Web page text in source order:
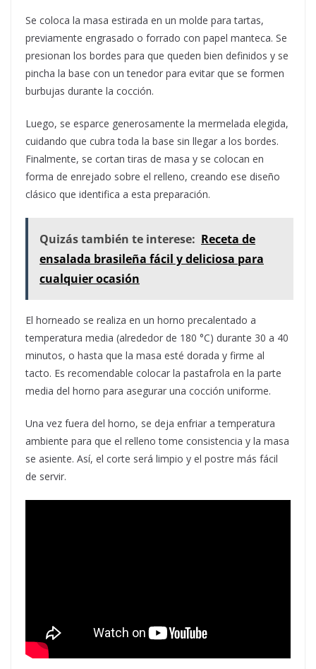
Se coloca la masa estirada en un molde para tartas,
previamente engrasado o forrado con papel manteca. Se
presionan los bordes para que queden bien definidos y se
pincha la base con un tenedor para evitar que se formen
burbujas durante la cocción.
Luego, se esparce generosamente la mermelada elegida,
cuidando que cubra toda la base sin llegar a los bordes.
Finalmente, se cortan tiras de masa y se colocan en
forma de enrejado sobre el relleno, creando ese diseño
clásico que identifica a esta preparación.
Quizás también te interese: Receta de
ensalada brasileña fácil y deliciosa para
cualquier ocasión
El horneado se realiza en un horno precalentado a
temperatura media (alrededor de 180 °C) durante 30 a 40
minutos, o hasta que la masa esté dorada y firme al
tacto. Es recomendable colocar la pastafrola en la parte
media del horno para asegurar una cocción uniforme.
Una vez fuera del horno, se deja enfriar a temperatura
ambiente para que el relleno tome consistencia y la masa
se asiente. Así, el corte será limpio y el postre más fácil
de servir.